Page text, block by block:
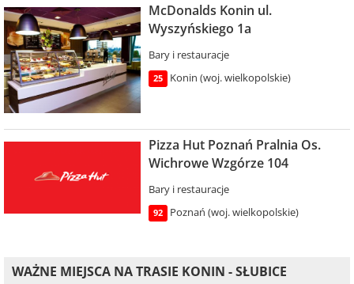
McDonalds Konin ul.
Wyszyńskiego 1a
Bary i restauracje
25 Konin (woj. wielkopolskie)
Pizza Hut Poznań Pralnia Os.
Wichrowe Wzgórze 104
Bary i restauracje
92 Poznań (woj. wielkopolskie)
WAŻNE MIEJSCA NA TRASIE KONIN - SŁUBICE